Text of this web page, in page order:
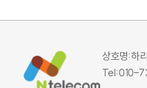
상호명: 하
Tel: 010-